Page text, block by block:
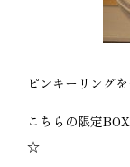
ピンキーリング
こちらの限定
☆